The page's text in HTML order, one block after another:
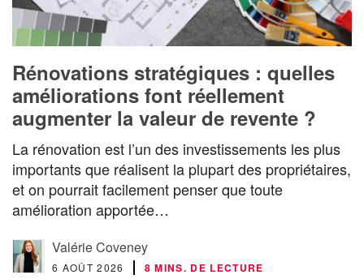
Rénovations stratégiques : quelles
améliorations font réellement
augmenter la valeur de revente ?
La rénovation est l’un des investissements les plus
importants que réalisent la plupart des propriétaires,
et on pourrait facilement penser que toute
amélioration apportée…
Valérie Coveney
6 AOÛT 2026 8 MINS. DE LECTURE